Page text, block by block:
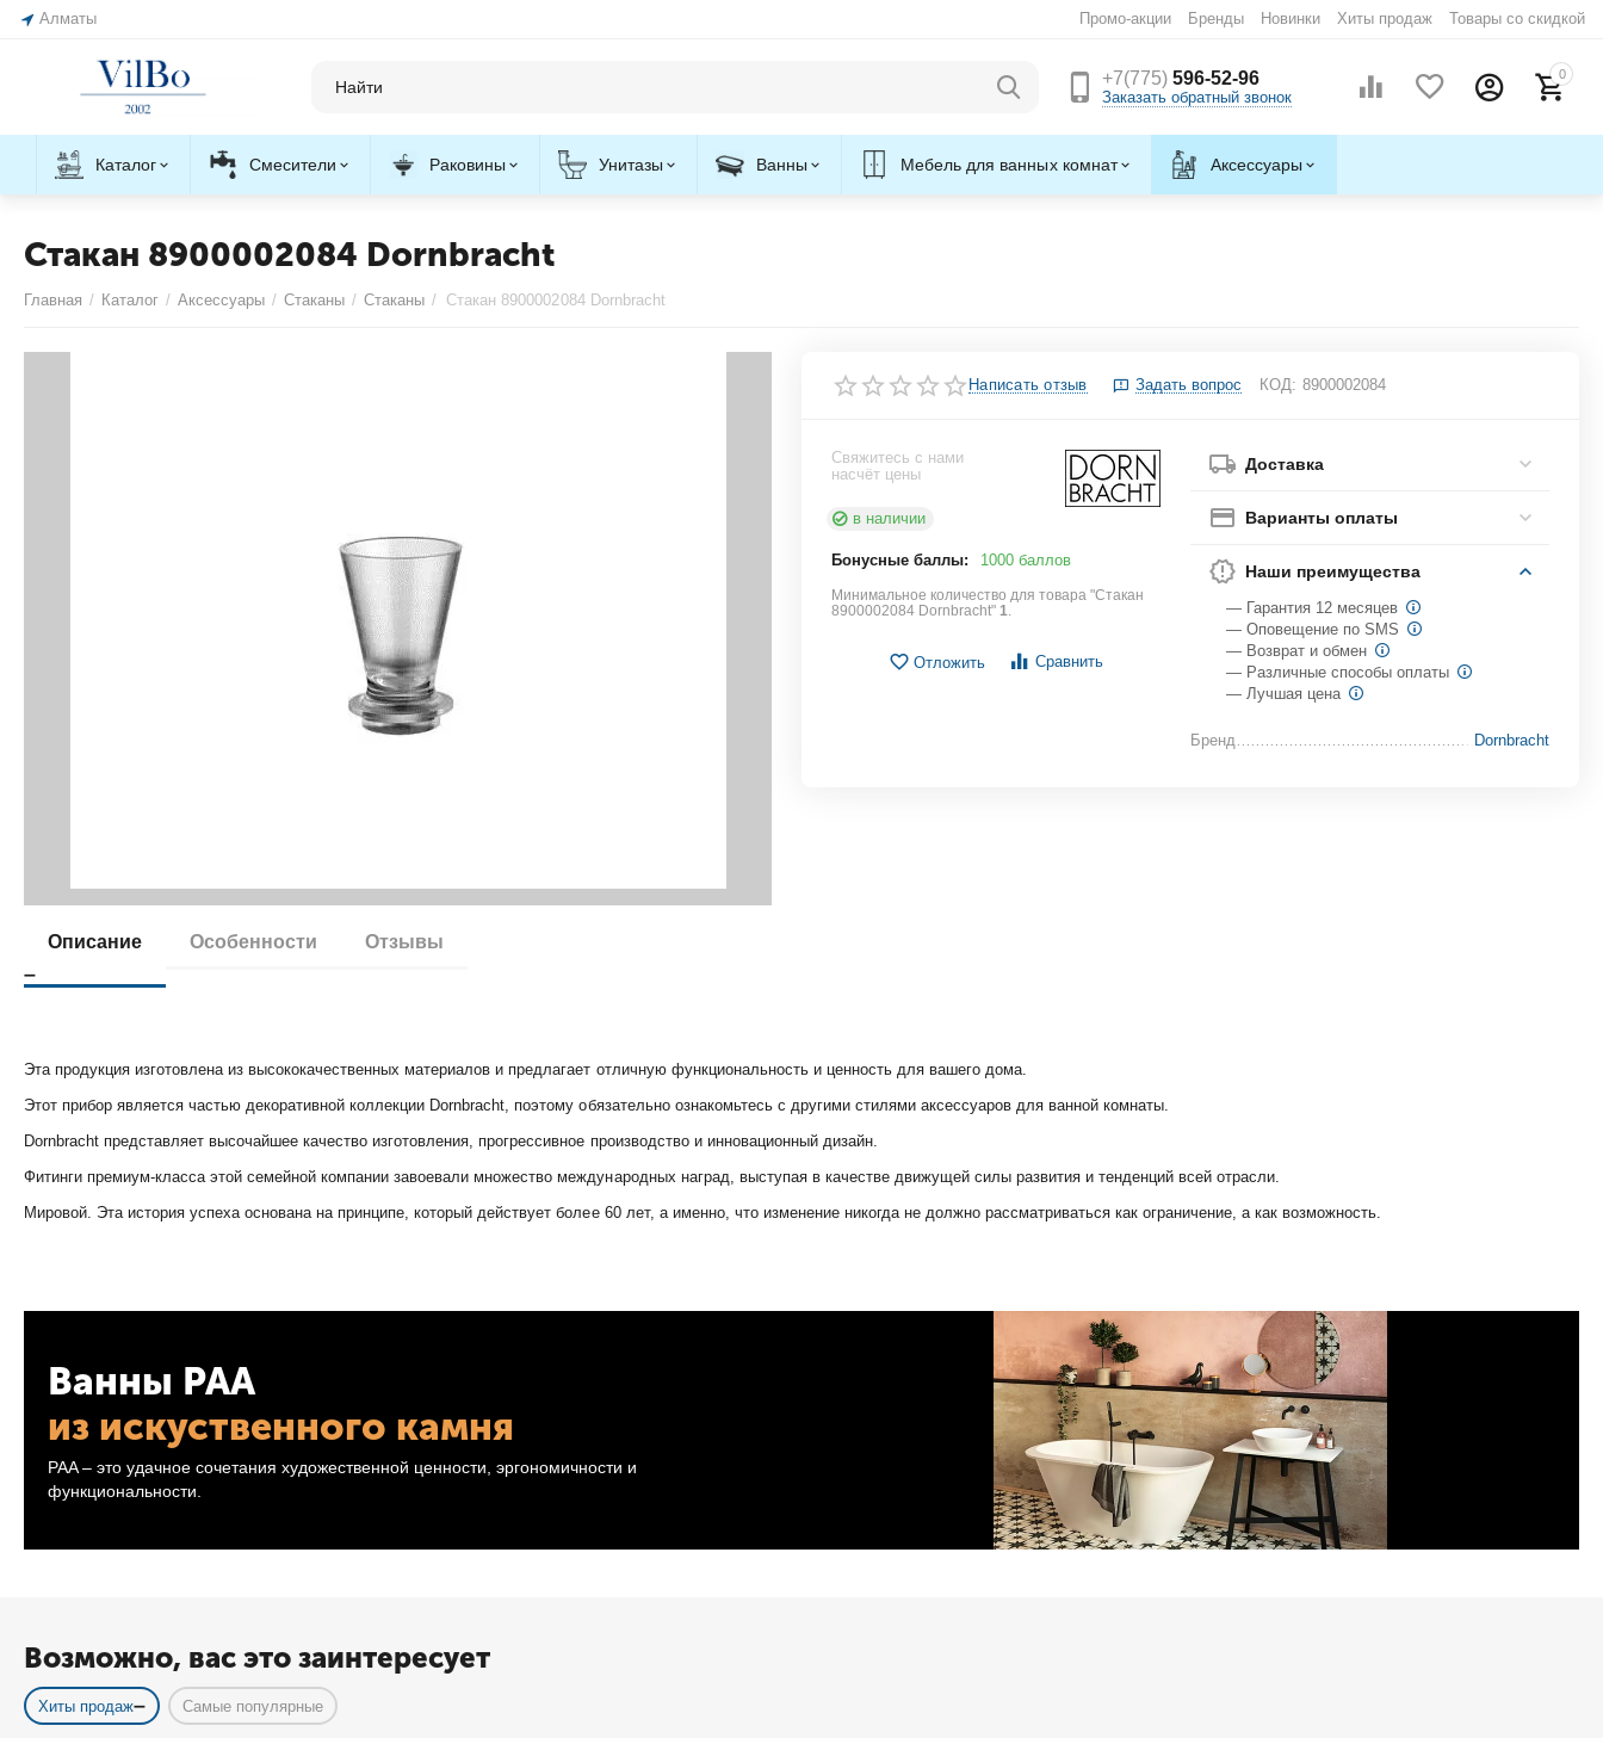
Алматы Промо-акции Бренды Новинки Хиты продаж Товары со скидкой
+7(775)596-52-96
Заказать обратный звонок
0
Каталог Смесители Раковины Унитазы Ванны Мебель для ванных комнат Аксессуары
Стакан 8900002084 Dornbracht
Главная / Каталог / Аксессуары / Стаканы / Стаканы / Стакан 8900002084 Dornbracht
Написать отзыв Задать вопрос КОД: 8900002084
Свяжитесь с нами
насчёт цены
в наличии
Бонусные баллы: 1000 баллов
Минимальное количество для товара "Стакан
8900002084 Dornbracht"1.
Отложить Сравнить
Доставка
Варианты оплаты
Наши преимущества
— Гарантия 12 месяцев
— Оповещение по SMS
— Возврат и обмен
— Различные способы оплаты
— Лучшая цена
Бренд Dornbracht
Описание Особенности Отзывы
Эта продукция изготовлена из высококачественных материалов и предлагает отличную функциональность и ценность для вашего дома.
Этот прибор является частью декоративной коллекции Dornbracht, поэтому обязательно ознакомьтесь с другими стилями аксессуаров для ванной комнаты.
Dornbracht представляет высочайшее качество изготовления, прогрессивное производство и инновационный дизайн.
Фитинги премиум-класса этой семейной компании завоевали множество международных наград, выступая в качестве движущей силы развития и тенденций всей отрасли.
Мировой. Эта история успеха основана на принципе, который действует более 60 лет, а именно, что изменение никогда не должно рассматриваться как ограничение, а как возможность.
Ванны PAA
из искуственного камня
PAA – это удачное сочетания художественной ценности, эргономичности и
функциональности.
Возможно, вас это заинтересует
Хиты продаж Самые популярные